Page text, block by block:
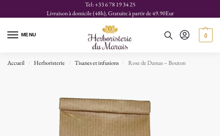
Tel: +33 6 78 19 34 25
Livraison à domicile (48h), Gratuite à partir de 49.90Eur
MENU 0
Accueil / Herboristerie / Tisanes et infusions / Rose de Damas – Bouton